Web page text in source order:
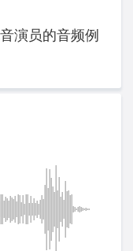
演员的音频例